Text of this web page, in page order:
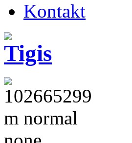
Kontakt